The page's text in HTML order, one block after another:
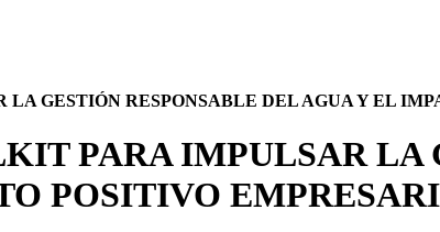
GESTIÓN RESPONSABLE DEL AGUA Y EL
PARA IMPULSAR LA
POSITIVO